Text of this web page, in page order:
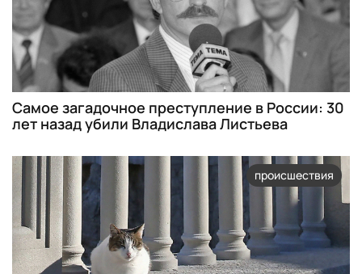
Самое загадочное преступление в России: 30
лет назад убили Владислава Листьева
происшествия